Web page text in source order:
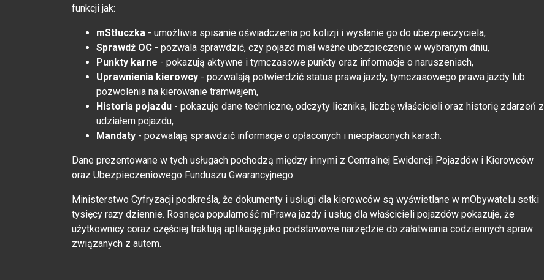
funkcji jak:
mStłuczka - umożliwia spisanie oświadczenia po kolizji i wysłanie go do ubezpieczyciela,
Sprawdź OC - pozwala sprawdzić, czy pojazd miał ważne ubezpieczenie w wybranym dniu,
Punkty karne - pokazują aktywne i tymczasowe punkty oraz informacje o naruszeniach,
Uprawnienia kierowcy - pozwalają potwierdzić status prawa jazdy, tymczasowego prawa jazdy lub
pozwolenia na kierowanie tramwajem,
Historia pojazdu - pokazuje dane techniczne, odczyty licznika, liczbę właścicieli oraz historię zdarzeń z
udziałem pojazdu,
Mandaty - pozwalają sprawdzić informacje o opłaconych i nieopłaconych karach.
Dane prezentowane w tych usługach pochodzą między innymi z Centralnej Ewidencji Pojazdów i Kierowców
oraz Ubezpieczeniowego Funduszu Gwarancyjnego.
Ministerstwo Cyfryzacji podkreśla, że dokumenty i usługi dla kierowców są wyświetlane w mObywatelu setki
tysięcy razy dziennie. Rosnąca popularność mPrawa jazdy i usług dla właścicieli pojazdów pokazuje, że
użytkownicy coraz częściej traktują aplikację jako podstawowe narzędzie do załatwiania codziennych spraw
związanych z autem.